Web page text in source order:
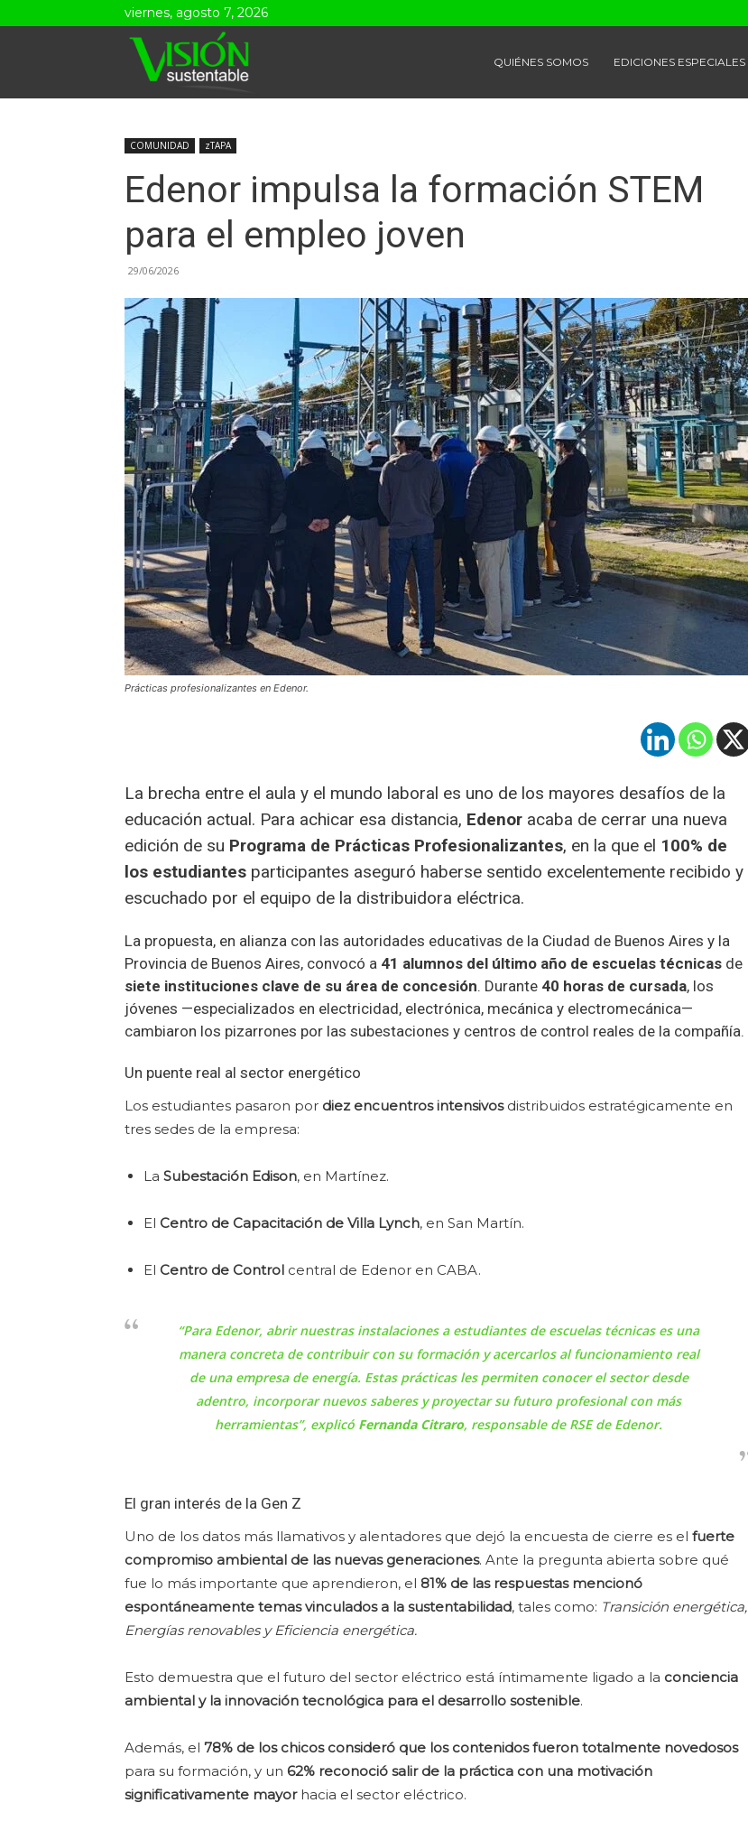
viernes, agosto 7, 2026
QUIÉNES SOMOS EDICIONES ESPECIALES
COMUNIDAD zTAPA
Edenor impulsa la formación STEM
para el empleo joven
29/06/2026
Prácticas profesionalizantes en Edenor.
La brecha entre el aula y el mundo laboral es uno de los mayores desafíos de la
educación actual. Para achicar esa distancia, Edenor acaba de cerrar una nueva
edición de su Programa de Prácticas Profesionalizantes, en la que el 100% de
los estudiantes participantes aseguró haberse sentido excelentemente recibido y
escuchado por el equipo de la distribuidora eléctrica.
La propuesta, en alianza con las autoridades educativas de la Ciudad de Buenos Aires y la
Provincia de Buenos Aires, convocó a 41 alumnos del último año de escuelas técnicas de
siete instituciones clave de su área de concesión. Durante 40 horas de cursada, los
jóvenes —especializados en electricidad, electrónica, mecánica y electromecánica—
cambiaron los pizarrones por las subestaciones y centros de control reales de la compañía.
Un puente real al sector energético
Los estudiantes pasaron por diez encuentros intensivosdistribuidos estratégicamente en
tres sedes de la empresa:
La Subestación Edison, en Martínez.
El Centro de Capacitación de Villa Lynch, en San Martín.
El Centro de Control central de Edenor en CABA.
“Para Edenor, abrir nuestras instalaciones a estudiantes de escuelas técnicas es una
manera concreta de contribuir con su formación y acercarlos al funcionamiento real
de una empresa de energía. Estas prácticas les permiten conocer el sector desde
adentro, incorporar nuevos saberes y proyectar su futuro profesional con más
herramientas”, explicó Fernanda Citraro, responsable de RSE de Edenor.
El gran interés de la Gen Z
Uno de los datos más llamativos y alentadores que dejó la encuesta de cierre es el fuerte
compromiso ambiental de las nuevas generaciones. Ante la pregunta abierta sobre qué
fue lo más importante que aprendieron, el 81% de las respuestas mencionó
espontáneamente temas vinculados a la sustentabilidad, tales como: Transición energética,
Energías renovables y Eficiencia energética.
Esto demuestra que el futuro del sector eléctrico está íntimamente ligado a la conciencia
ambiental y la innovación tecnológica para el desarrollo sostenible.
Además, el 78% de los chicos consideró que los contenidos fueron totalmente novedosos
para su formación, y un 62% reconoció salir de la práctica con una motivación
significativamente mayorhacia el sector eléctrico.